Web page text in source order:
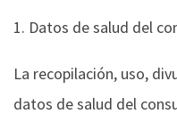
1. Datos de salud del
La recopilación, uso,
datos de salud del